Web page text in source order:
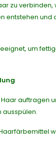
zu verbinden,
entstehen und
um
auftragen
ausspülen.